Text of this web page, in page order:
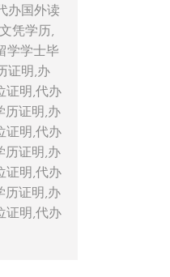
办国外读
凭学历,
学学士毕
证明,办
证明,代办
证明,办
证明,代办
证明,办
证明,代办
证明,办
证明,代办